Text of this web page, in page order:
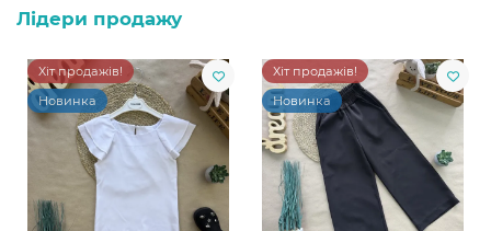
Лідери продажу
Хіт продажів!
Новинка
Хіт продажів!
Новинка